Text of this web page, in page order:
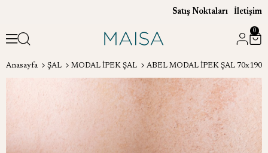
Satış Noktaları İletişim
0
Anasayfa ŞAL MODAL İPEK ŞAL ABEL MODAL İPEK ŞAL 70x190